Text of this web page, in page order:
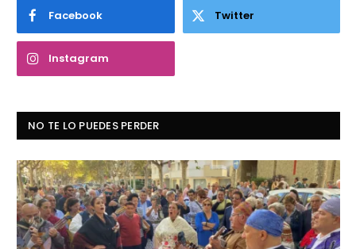
Facebook Twitter
Instagram
NO TE LO PUEDES PERDER